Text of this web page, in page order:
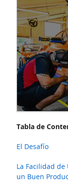
Tabla de
El Desafío
La Facilidad de
un Buen